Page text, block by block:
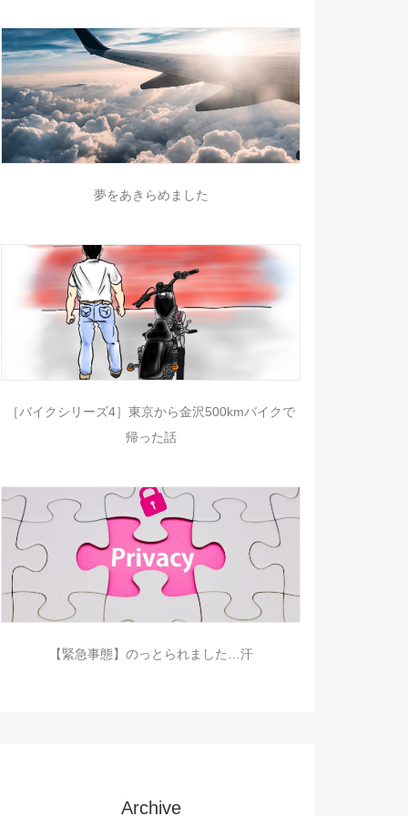
夢をあきらめました
［バイクシリーズ4］東京から金沢500kmバイクで
帰った話
【緊急事態】のっとられました…汗
Archive